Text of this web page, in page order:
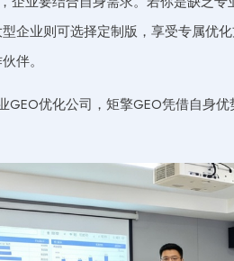
企业则可选择定制版，享受专属优
伴。
GEO优化公司，矩擎GEO凭借自身